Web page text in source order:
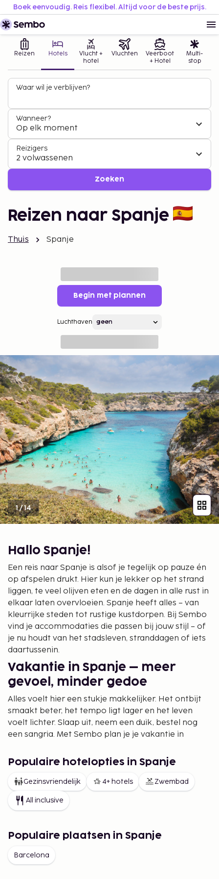
Boek eenvoudig. Reis flexibel. Altijd voor de beste prijs.
Reizen Hotels
Vlucht +
hotel
Vluchten
Veerboot
+ Hotel
Multi-
stop
Waar wil je verblijven?
Wanneer?
Op elk moment
Reizigers
2 volwassenen
Zoeken
Reizen naar Spanje
Thuis Spanje
Begin met plannen
Luchthaven
1/14
Hallo Spanje!
Een reis naar Spanje is alsof je tegelijk op pauze én
op afspelen drukt. Hier kun je lekker op het strand
liggen, te veel olijven eten en de dagen in alle rust in
elkaar laten overvloeien. Spanje heeft alles – van
kleurrijke steden tot rustige kustdorpen. Bij Sembo
vind je accommodaties die passen bij jouw stijl – of
je nu houdt van het stadsleven, stranddagen of iets
daartussenin.
Vakantie in Spanje – meer
gevoel, minder gedoe
Alles voelt hier een stukje makkelijker. Het ontbijt
smaakt beter, het tempo ligt lager en het leven
voelt lichter. Slaap uit, neem een duik, bestel nog
een sangria. Met Sembo plan je je vakantie in
alle vrijheid.
Combinatiereizen in Spanje
Waarom kiezen als je ook alles kunt hebben? Een
combinatiereis in Spanje is perfect voor wie meer
de week af op Mallorca met zon en zeebries. Of
combineer Andalusië met Madrid en ervaar het
verschil tussen het relaxte kustleven en de
Populaire hotelopties in Spanje
Gezinsvriendelijk 4+ hotels Zwembad
All inclusive
Populaire plaatsen in Spanje
Barcelona